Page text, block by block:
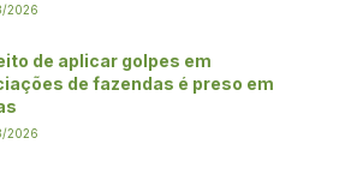
2026
de aplicar golpes em
de fazendas é preso em
2026